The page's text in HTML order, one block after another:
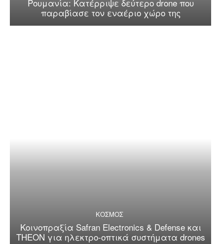
Ρουμανία: Κατέρριψε δεύτερο drone που
παραβίασε τον εναέριο χώρο της
ΚΟΣΜΟΣ
Κοινοπραξία Safran Electronics & Defense και
THEON για ηλεκτρο-οπτικά συστήματα drones